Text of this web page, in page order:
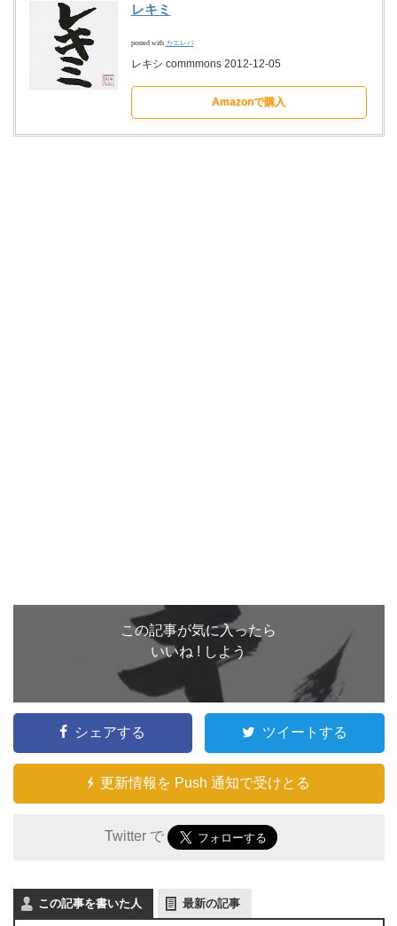
レキミ
posted with カエレバ
レキシ commmons 2012-12-05
Amazonで購入
この記事が気に入ったら
いいね ! しよう
シェアする ツイートする
更新情報を Push 通知で受けとる
Twitter で
この記事を書いた人 最新の記事